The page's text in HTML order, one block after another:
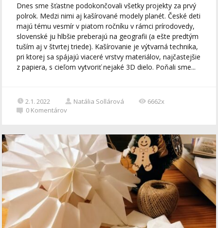
Dnes sme šťastne podokončovali všetky projekty za prvý
polrok. Medzi nimi aj kašírované modely planét. České deti
majú tému vesmír v piatom ročníku v rámci prírodovedy,
slovenské ju hlbšie preberajú na geografii (a ešte predtým
tuším aj v štvrtej triede). Kašírovanie je výtvarná technika,
pri ktorej sa spájajú viaceré vrstvy materiálov, najčastejšie
z papiera, s cieľom vytvoriť nejaké 3D dielo. Poňali sme...
2.1. 2022 Natália Sollárová
6662x
0 Komentárov